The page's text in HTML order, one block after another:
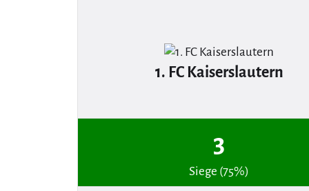
1. FC Kaiserslautern
3
Siege (75%)